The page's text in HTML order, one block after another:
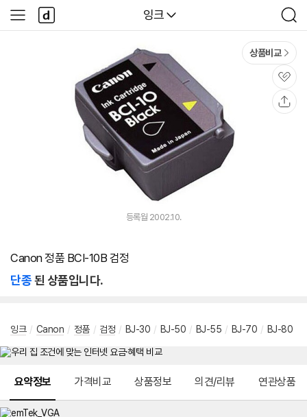
다나와
잉크
검
색
사
이
다
나
와
상품비교
관
심
등록월 2002.10.
Canon 정품 BCI-10B 검정
단종된 상품입니다.
잉크 / Canon / 정품 / 검정 / BJ-30 / BJ-50 / BJ-55 / BJ-70 / BJ-80
요약정보 가격비교 상품정보 의견/리뷰 연관상품